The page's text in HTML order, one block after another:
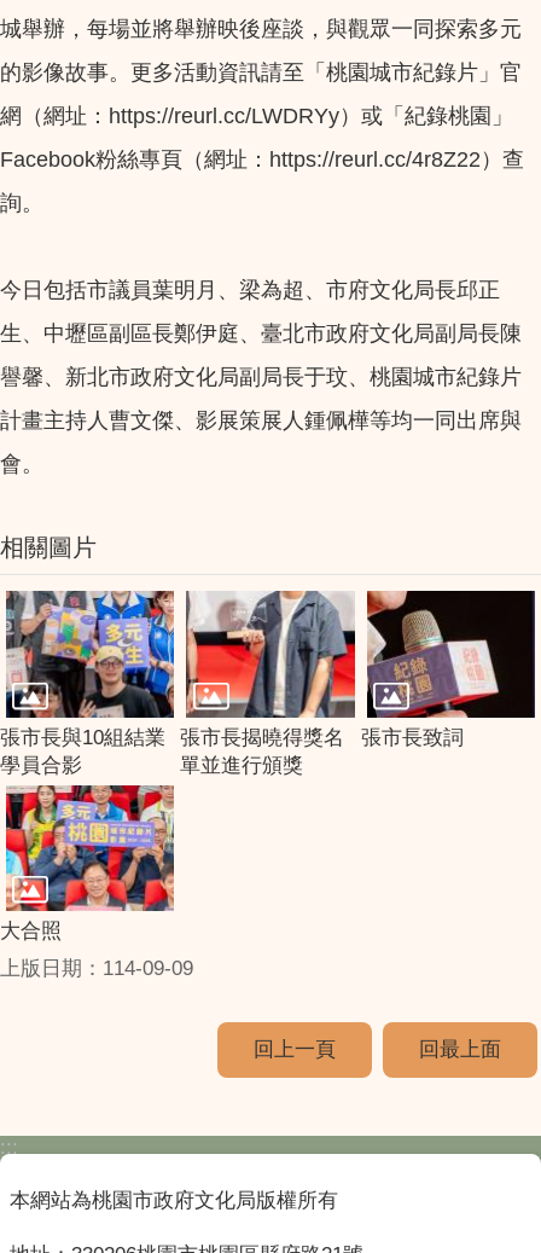
城舉辦，每場並將舉辦映後座談，與觀眾一同探索多元
的影像故事。更多活動資訊請至「桃園城市紀錄片」官
網（網址：https://reurl.cc/LWDRYy）或「紀錄桃園」
Facebook粉絲專頁（網址：https://reurl.cc/4r8Z22）查
詢。
今日包括市議員葉明月、梁為超、市府文化局長邱正
生、中壢區副區長鄭伊庭、臺北市政府文化局副局長陳
譽馨、新北市政府文化局副局長于玟、桃園城市紀錄片
計畫主持人曹文傑、影展策展人鍾佩樺等均一同出席與
會。
相關圖片
張市長與10組結業
學員合影
張市長揭曉得獎名
單並進行頒獎
張市長致詞
大合照
上版日期：114-09-09
回上一頁 回最上面
:::
本網站為桃園市政府文化局版權所有